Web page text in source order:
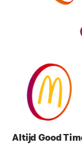
Altijd Good